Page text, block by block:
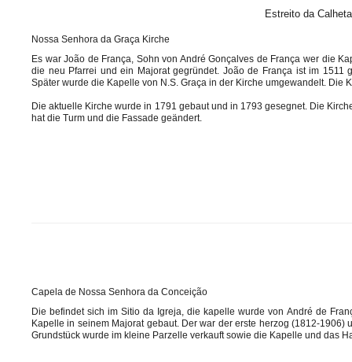
Estreito da Calheta
Nossa Senhora da Graça Kirche
Es war João de França, Sohn von André Gonçalves de França wer die
die neu Pfarrei und ein Majorat gegründet. João de França ist im 1511
Später wurde die Kapelle von N.S. Graça in der Kirche umgewandelt. Die
Die aktuelle Kirche wurde in 1791 gebaut und in 1793 gesegnet. Die
hat die Turm und die Fassade geändert.
Capela de Nossa Senhora da Conceição
Die befindet sich im Sitio da Igreja, die kapelle wurde von André de
Kapelle in seinem Majorat gebaut. Der war der erste herzog (1812-
Grundstück wurde im kleine Parzelle verkauft sowie die Kapelle und das